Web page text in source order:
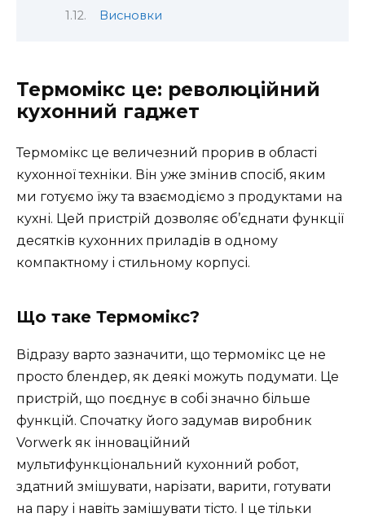
Висновки
Термомікс це: революційний
кухонний гаджет
Термомікс це величезний прорив в області
кухонної техніки. Він уже змінив спосіб, яким
ми готуємо їжу та взаємодіємо з продуктами на
кухні. Цей пристрій дозволяє об’єднати функції
десятків кухонних приладів в одному
компактному і стильному корпусі.
Що таке Термомікс?
Відразу варто зазначити, що термомікс це не
просто блендер, як деякі можуть подумати. Це
пристрій, що поєднує в собі значно більше
функцій. Спочатку його задумав виробник
Vorwerk як інноваційний
мультифункціональний кухонний робот,
здатний змішувати, нарізати, варити, готувати
на пару і навіть замішувати тісто. І це тільки